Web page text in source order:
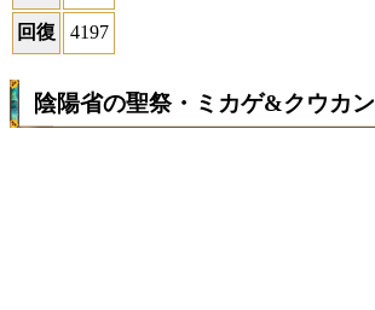
回復 4197
陰陽省の聖祭・ミカゲ&クウカン